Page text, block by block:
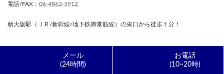
メール
(24時間)
お電話
(10~20時)
電話/FAX： 06-4862-5912
新大阪駅（ＪＲ/新幹線/地下鉄御堂筋線）の東口から徒歩１分！